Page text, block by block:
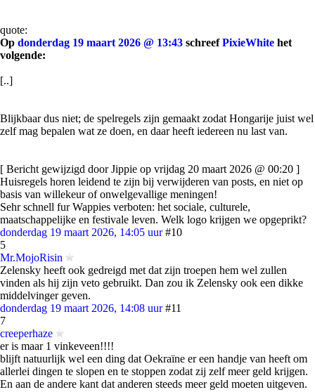
quote:
Op donderdag 19 maart 2026 @ 13:43 schreefPixieWhite het
volgende:
[..]
Blijkbaar dus niet; de spelregels zijn gemaakt zodat Hongarije juist wel
zelf mag bepalen wat ze doen, en daar heeft iedereen nu last van.
[ Bericht gewijzigd door Jippie op vrijdag 20 maart 2026 @ 00:20 ]
Huisregels horen leidend te zijn bij verwijderen van posts, en niet op
basis van willekeur of onwelgevallige meningen!
Sehr schnell fur Wappies verboten: het sociale, culturele,
maatschappelijke en festivale leven. Welk logo krijgen we opgeprikt?
donderdag 19 maart 2026, 14:05 uur #10
5
Mr.MojoRisin
Zelensky heeft ook gedreigd met dat zijn troepen hem wel zullen
vinden als hij zijn veto gebruikt. Dan zou ik Zelensky ook een dikke
middelvinger geven.
donderdag 19 maart 2026, 14:08 uur #11
7
creeperhaze
er is maar 1 vinkeveen!!!!
blijft natuurlijk wel een ding dat Oekraïne er een handje van heeft om
allerlei dingen te slopen en te stoppen zodat zij zelf meer geld krijgen.
En aan de andere kant dat anderen steeds meer geld moeten uitgeven.